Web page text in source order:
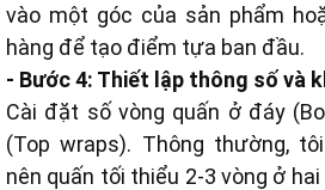
vào một góc của sản phẩm
hàng để tạo điểm tựa ban đầu.
- Bước 4: Thiết lập thông số và
Cài đặt số vòng quấn ở đáy
(Top wraps). Thông thường,
nên quấn tối thiểu 2-3 vòng ở